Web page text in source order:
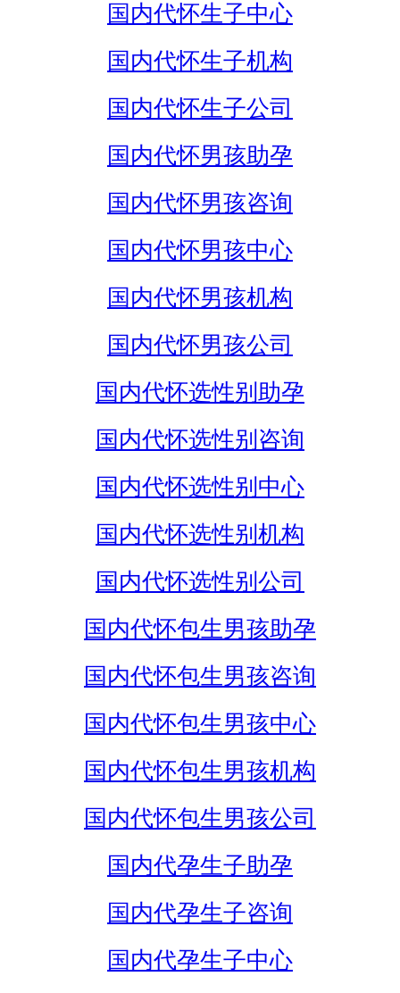
国内代怀生子中心
国内代怀生子机构
国内代怀生子公司
国内代怀男孩助孕
国内代怀男孩咨询
国内代怀男孩中心
国内代怀男孩机构
国内代怀男孩公司
国内代怀选性别助孕
国内代怀选性别咨询
国内代怀选性别中心
国内代怀选性别机构
国内代怀选性别公司
国内代怀包生男孩助孕
国内代怀包生男孩咨询
国内代怀包生男孩中心
国内代怀包生男孩机构
国内代怀包生男孩公司
国内代孕生子助孕
国内代孕生子咨询
国内代孕生子中心